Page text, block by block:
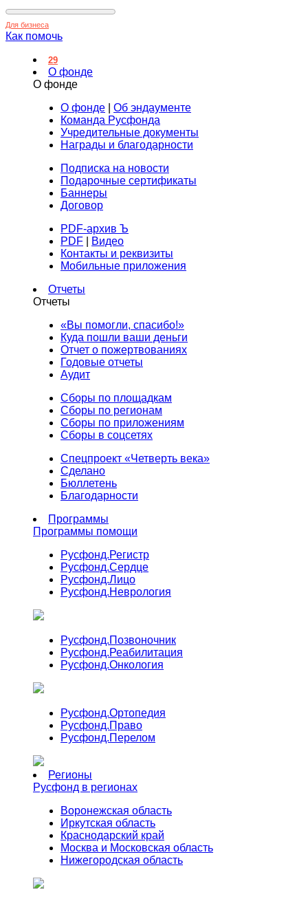
Для бизнеса
Как помочь
29
О фонде
О фонде
О фонде
Об эндаументе
Команда Русфонда
Учредительные документы
Награды и благодарности
Подписка на новости
Подарочные сертификаты
Баннеры
Договор
PDF-архив Ъ
PDF
Видео
Контакты и реквизиты
Мобильные приложения
Отчеты
Отчеты
«Вы помогли, спасибо!»
Куда пошли ваши деньги
Отчет о пожертвованиях
Годовые отчеты
Аудит
Сборы по площадкам
Сборы по регионам
Сборы по приложениям
Сборы в соцсетях
Спецпроект «Четверть века»
Сделано
Бюллетень
Благодарности
Программы
Программы помощи
Русфонд.Регистр
Русфонд.Сердце
Русфонд.Лицо
Русфонд.Неврология
Русфонд.Позвоночник
Русфонд.Реабилитация
Русфонд.Онкология
Русфонд.Ортопедия
Русфонд.Право
Русфонд.Перелом
Регионы
Русфонд в регионах
Воронежская область
Иркутская область
Краснодарский край
Москва и Московская область
Нижегородская область